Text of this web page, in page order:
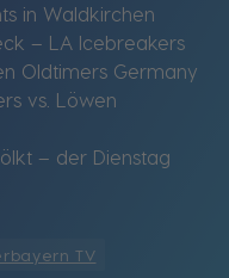
in Waldkirchen
– LA Icebreakers
Oldtimers Germany
vs. Löwen
– der Dienstag
TV